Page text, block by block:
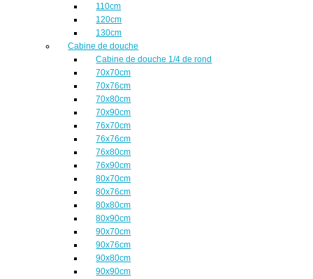
110cm
120cm
130cm
Cabine de douche
Cabine de douche 1/4 de rond
70x70cm
70x76cm
70x80cm
70x90cm
76x70cm
76x76cm
76x80cm
76x90cm
80x70cm
80x76cm
80x80cm
80x90cm
90x70cm
90x76cm
90x80cm
90x90cm